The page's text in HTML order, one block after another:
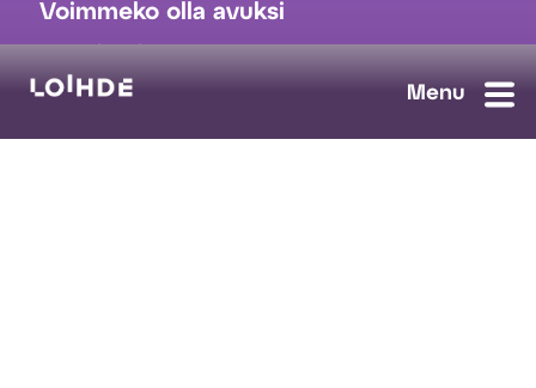
Voimmeko olla avuksi
myynti@loihde.com